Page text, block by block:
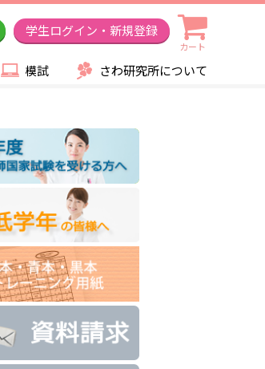
学生ログイン・新規登録
カート
模試 さわ研究所について